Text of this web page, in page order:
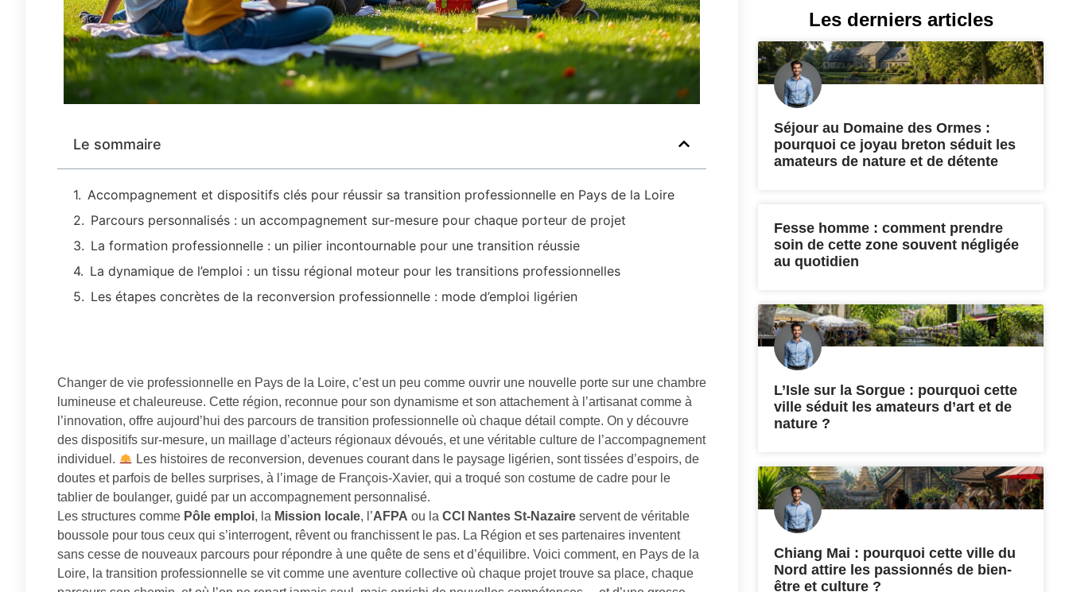
Le sommaire
Accompagnement et dispositifs clés pour réussir sa transition professionnelle en Pays de la Loire
Parcours personnalisés : un accompagnement sur-mesure pour chaque porteur de projet
La formation professionnelle : un pilier incontournable pour une transition réussie
La dynamique de l’emploi : un tissu régional moteur pour les transitions professionnelles
Les étapes concrètes de la reconversion professionnelle : mode d’emploi ligérien
Changer de vie professionnelle en Pays de la Loire, c’est un peu comme ouvrir une nouvelle porte sur une chambre
lumineuse et chaleureuse. Cette région, reconnue pour son dynamisme et son attachement à l’artisanat comme à
l’innovation, offre aujourd’hui des parcours de transition professionnelle où chaque détail compte. On y découvre
des dispositifs sur-mesure, un maillage d’acteurs régionaux dévoués, et une véritable culture de l’accompagnement
individuel.
Les histoires de reconversion, devenues courant dans le paysage ligérien, sont tissées d’espoirs, de
doutes et parfois de belles surprises, à l’image de François-Xavier, qui a troqué son costume de cadre pour le
tablier de boulanger, guidé par un accompagnement personnalisé.
Les structures comme Pôle emploi, la Mission locale, l’AFPA ou la CCI Nantes St-Nazaire servent de véritable
boussole pour tous ceux qui s’interrogent, rêvent ou franchissent le pas. La Région et ses partenaires inventent
sans cesse de nouveaux parcours pour répondre à une quête de sens et d’équilibre. Voici comment, en Pays de la
Loire, la transition professionnelle se vit comme une aventure collective où chaque projet trouve sa place, chaque
Les derniers articles
Séjour au Domaine des Ormes :
pourquoi ce joyau breton séduit les
amateurs de nature et de détente
Fesse homme : comment prendre
soin de cette zone souvent négligée
au quotidien
L’Isle sur la Sorgue : pourquoi cette
ville séduit les amateurs d’art et de
nature ?
Chiang Mai : pourquoi cette ville du
Nord attire les passionnés de bien-
être et culture ?